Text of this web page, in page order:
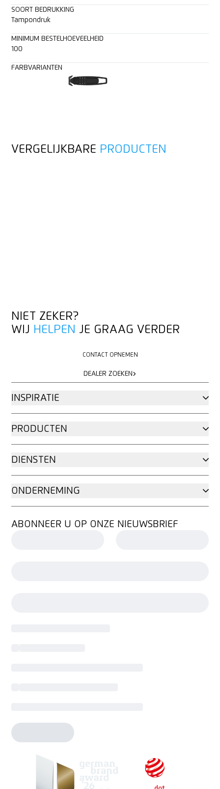
SOORT BEDRUKKING
Tampondruk
MINIMUM BESTELHOEVEELHEID
100
FARBVARIANTEN
VERGELIJKBARE PRODUCTEN
NIET ZEKER?
WIJ HELPEN JE GRAAG VERDER
CONTACT OPNEMEN
DEALER ZOEKEN
INSPIRATIE
PRODUCTEN
DIENSTEN
ONDERNEMING
ABONNEER U OP ONZE NIEUWSBRIEF